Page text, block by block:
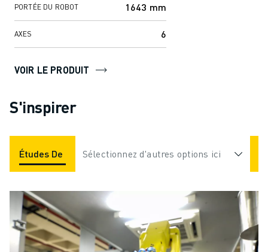
PORTÉE DU ROBOT 1643 mm
AXES 6
VOIR LE PRODUIT
S'inspirer
Études De Cas Applications Industries
Sélectionnez d'autres options ici